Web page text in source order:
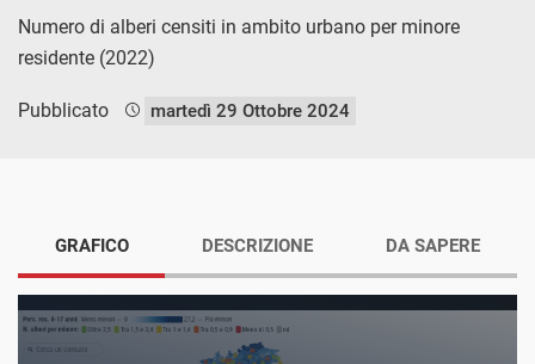
Numero di alberi censiti in ambito urbano per minore
residente (2022)
Pubblicato martedì 29 Ottobre 2024
GRAFICO DESCRIZIONE DA SAPERE